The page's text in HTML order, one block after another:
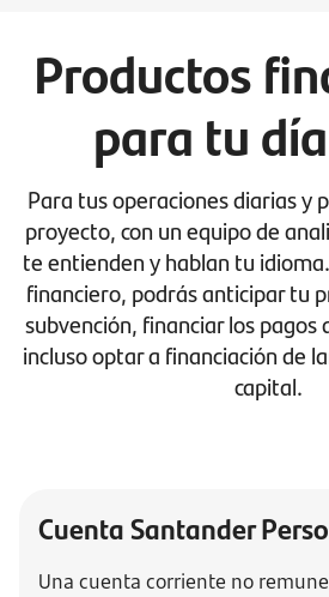
Productos
para tu
Para tus operaciones diarias y
proyecto, con un equipo de
te entienden y hablan tu
financiero, podrás anticipar tu
subvención, financiar los pagos
incluso optar a financiación de
capital.
Cuenta Santander
Una cuenta corriente no